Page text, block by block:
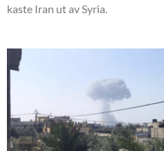
kaste Iran ut av Syria.